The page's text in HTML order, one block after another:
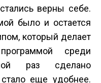
верны себе.
было и остается
который делает
среди
раз сделано
еще удобнее.